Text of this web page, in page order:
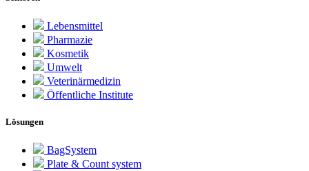
Lebensmittel
Pharmazie
Kosmetik
Umwelt
Veterinärmedizin
Öffentliche Institute
Lösungen
BagSystem
Plate & Count system